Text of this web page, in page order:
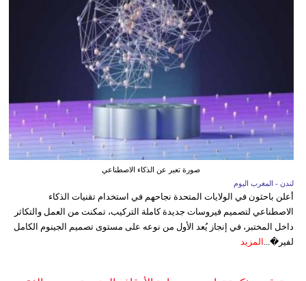
صورة تعبر عن الذكاء الاصطناعي
لندن - المغرب اليوم
أعلن باحثون في الولايات المتحدة نجاحهم في استخدام تقنيات الذكاء
الاصطناعي لتصميم فيروسات جديدة كاملة التركيب، تمكنت من العمل والتكاثر
داخل المختبر، في إنجاز يُعد الأول من نوعه على مستوى تصميم الجينوم الكامل
لفير�...
المزيد